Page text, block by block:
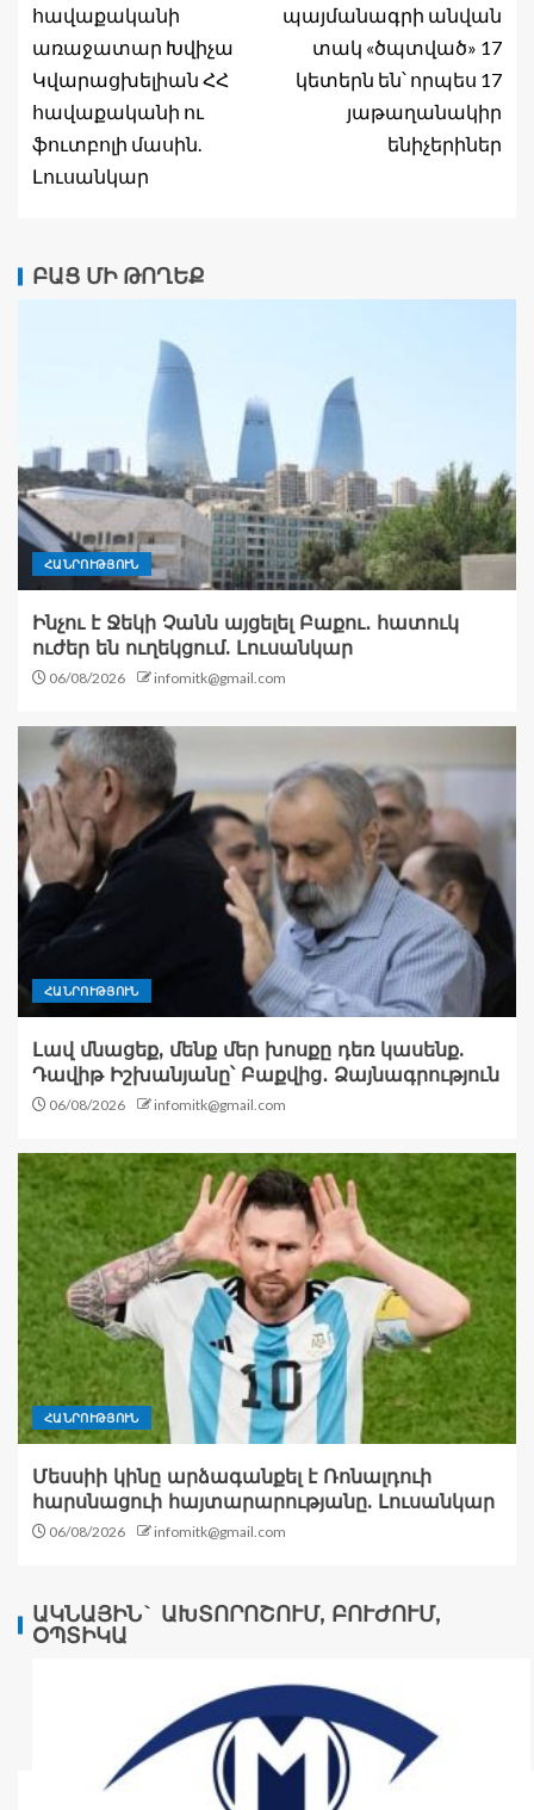
հավաքականի
առաջատար Խվիչա
Կվարացխելիան ՀՀ
հավաքականի ու
ֆուտբոլի մասին.
Լուսանկար
պայմանագրի անվան
տակ «ծպտված» 17
կետերն են՝ որպես 17
յաթաղանակիր
ենիչերիներ
ԲԱՑ ՄԻ ԹՈՂԵՔ
ՀԱՆՐՈՒԹՅՈՒՆ
Ինչու է Ջեկի Չանն այցելել Բաքու․ հատուկ
ուժեր են ուղեկցում. Լուսանկար
06/08/2026 infomitk@gmail.com
ՀԱՆՐՈՒԹՅՈՒՆ
Լավ մնացեք, մենք մեր խոսքը դեռ կասենք.
Դավիթ Իշխանյանը՝ Բաքվից․ Ձայնագրություն
06/08/2026 infomitk@gmail.com
ՀԱՆՐՈՒԹՅՈՒՆ
Մեսսիի կինը արձագանքել է Ռոնալդուի
հարսնացուի հայտարարությանը. Լուսանկար
06/08/2026 infomitk@gmail.com
ԱԿՆԱՅԻՆ` ԱԽՏՈՐՈՇՈՒՄ, ԲՈՒԺՈՒՄ,
ՕՊՏԻԿԱ